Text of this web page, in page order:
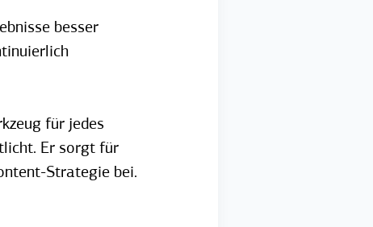
besser
für jedes
Er sorgt für
Strategie bei.